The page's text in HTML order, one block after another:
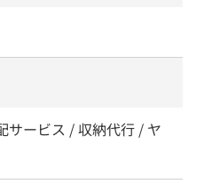
サービス / 収納代行 / ヤ